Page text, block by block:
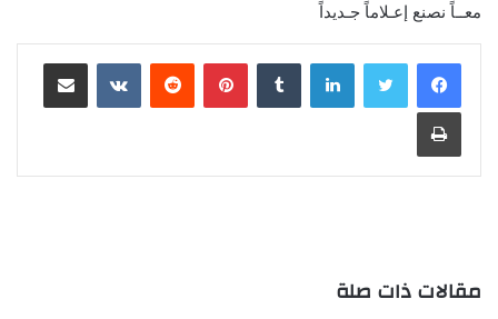
معــاً نصنع إعـلاماً جـديداً
لينكدإن بينتيريست مشاركة عبر البريد
طباعة
مقالات ذات صلة